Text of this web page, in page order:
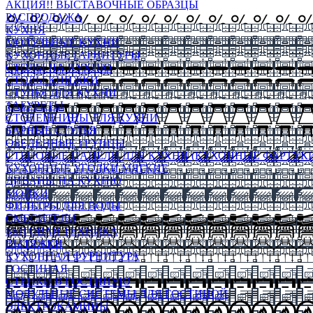
АКЦИЯ!! ВЫСТАВОЧНЫЕ ОБРАЗЦЫ
РАСПРОДАЖА
КУХНЯ
МОДУЛЬНЫЕ КУХНИ
КУХОННЫЕ ГАРНИТУРЫ
СТОЛЫ НА КУХНЮ
СТОЛЫ КНИЖКИ
СТУЛЬЯ ДЛЯ КУХНИ
ТАБУРЕТЫ
СТОЛЕШНИЦЫ ДЛЯ КУХНИ
БАРНЫЕ СТУЛЬЯ
ОБЕДЕННЫЕ ГРУППЫ
СТЕНОВЫЕ ПАНЕЛИ ДЛЯ КУХНИ (КУХОННЫЕ
КУХОННЫЕ УГОЛКИ МЯГКИЕ
ДИВАНЫ НА КУХНЮ
МОЙКИ
ФИЛЬТРЫ ДЛЯ ВОДЫ
СМЕСИТЕЛИ
БЫТОВАЯ ТЕХНИКА
ВЫТЯЖКИ
КУХОННАЯ ФУРНИТУРА
ГОСТИНАЯ
СТЕНКИ В ГОСТИНУЮ
МОДУЛЬНЫЕ СИСТЕМЫ ДЛЯ ГОСТИНОЙ
ЭЛЕКТРОКАМИНЫ